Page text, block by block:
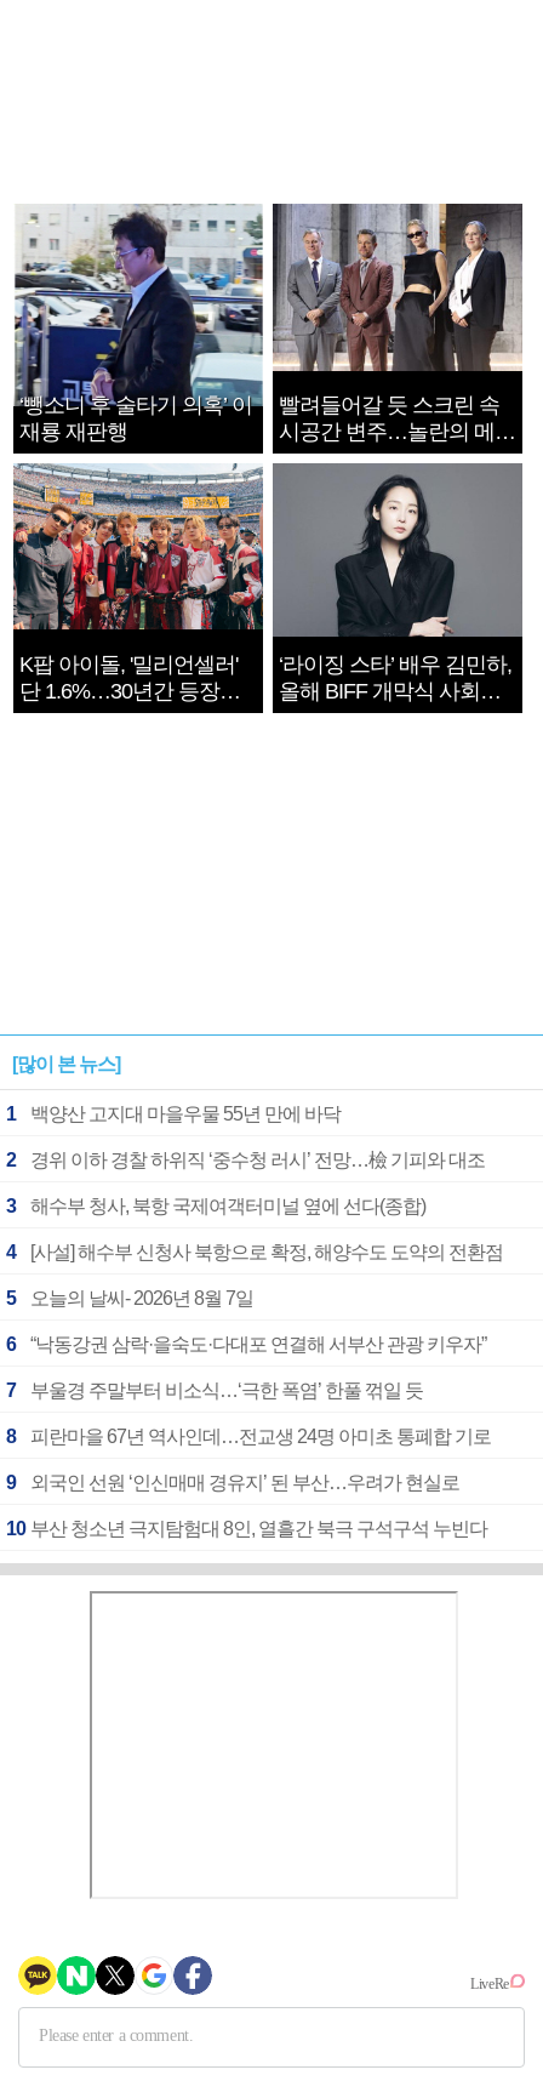
‘뺑소니 후 술타기 의혹’ 이
재룡 재판행
빨려들어갈 듯 스크린 속
시공간 변주…놀란의 메시
지는 ‘전쟁 속죄’
K팝 아이돌, '밀리언셀러'
단 1.6%…30년간 등장
1182개팀 전수조사
‘라이징 스타’ 배우 김민하,
올해 BIFF 개막식 사회자
확정
[많이 본 뉴스]
1 백양산 고지대 마을우물 55년 만에 바닥
2 경위 이하 경찰 하위직 ‘중수청 러시’ 전망…檢 기피와 대조
3 해수부 청사, 북항 국제여객터미널 옆에 선다(종합)
4 [사설] 해수부 신청사 북항으로 확정, 해양수도 도약의 전환점
5 오늘의 날씨- 2026년 8월 7일
6 “낙동강권 삼락·을숙도·다대포 연결해 서부산 관광 키우자”
7 부울경 주말부터 비소식…‘극한 폭염’ 한풀 꺾일 듯
8 피란마을 67년 역사인데…전교생 24명 아미초 통폐합 기로
9 외국인 선원 ‘인신매매 경유지’ 된 부산…우려가 현실로
10 부산 청소년 극지탐험대 8인, 열흘간 북극 구석구석 누빈다